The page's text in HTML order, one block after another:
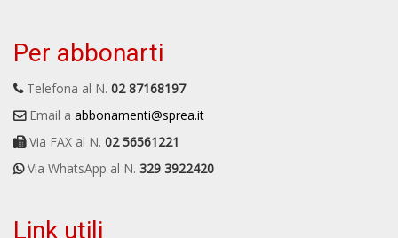
Per abbonarti
Telefona al N. 02 87168197
Email a abbonamenti@sprea.it
Via FAX al N. 02 56561221
Via WhatsApp al N. 329 3922420
Link utili